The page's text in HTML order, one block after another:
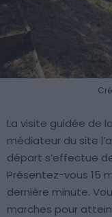
La visite guidée de
médiateur du site
départ s’effectue
Présentez-vous 15
dernière minute.
marches pour